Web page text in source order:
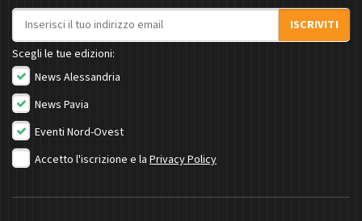
Indirizzo email
ISCRIVITI
Scegli le tue edizioni:
News Alessandria
News Pavia
Eventi Nord-Ovest
Accetto l'iscrizione e la Privacy Policy